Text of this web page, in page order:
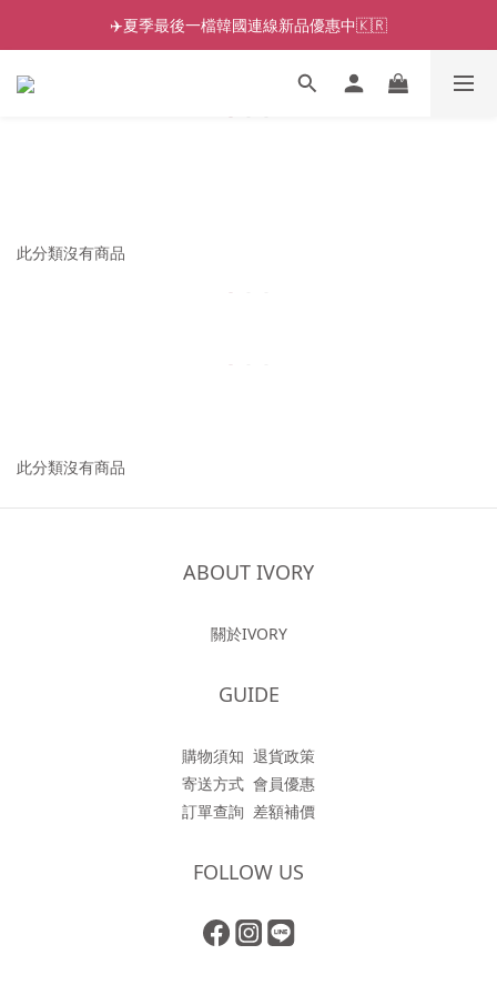
✈️夏季最後一檔韓國連線新品優惠中🇰🇷
此分類沒有商品
此分類沒有商品
ABOUT IVORY
關於IVORY
GUIDE
購物須知 退貨政策
寄送方式 會員優惠
訂單查詢 差額補價
FOLLOW US